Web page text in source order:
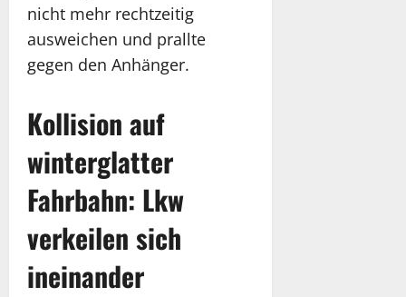
nicht mehr rechtzeitig
ausweichen und prallte
gegen den Anhänger.
Kollision auf
winterglatter
Fahrbahn: Lkw
verkeilen sich
ineinander